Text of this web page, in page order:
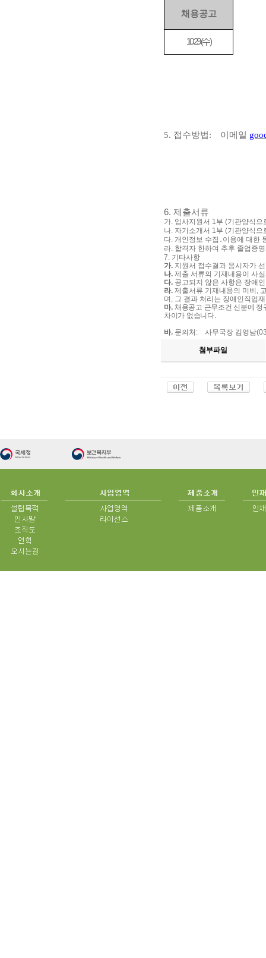
채용공고
10.29.(수)
5. 접수방법: 이메일
6. 제출서류
가. 입사지원서 1부 (기관양식으
나. 자기소개서 1부 (기관양식으
다. 개인정보 수집 ․ 이용에 대한
라. 합격자 한하여 추후 졸업증
7. 기타사항
가. 지원서 접수결과 응시자가
나. 제출 서류의 기재내용이 사
다. 공고되지 않은 사항은 장애
라. 제출서류 기재내용의 미비 ,
며 , 그 결과 처리는 장애인직업
마. 채용공고 근무조건 신분에 정
차이가 없습니다.
바. 문의처 : 사무국장 김영남
첨부파일